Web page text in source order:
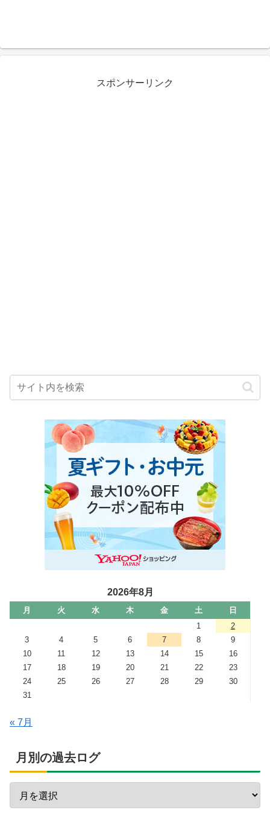
スポンサーリンク
2026年8月
月 火 水 木 金 土
日
1
2
3
4 5 6 7 8
9
10
11 12 13 14 15
16
17
18 19 20 21 22
23
24
25 26 27 28 29
30
31
« 7月
月別の過去ログ